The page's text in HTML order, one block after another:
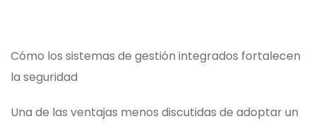
Cómo los sistemas de gestión integrados fortalecen
la seguridad
Una de las ventajas menos discutidas de adoptar un